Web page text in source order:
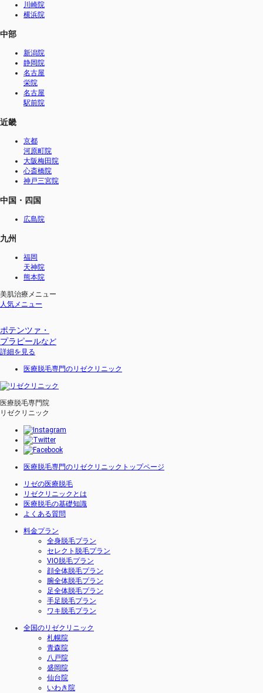
川崎院
横浜院
中部
新潟院
静岡院
名古屋
栄院
名古屋
駅前院
近畿
京都
河原町院
大阪梅田院
心斎橋院
神戸三宮院
中国・四国
広島院
九州
福岡
天神院
熊本院
美肌治療メニュー
人気メニュー
ポテンツァ・
プラピールなど
詳細を見る
医療脱毛専門のリゼクリニック
医療脱毛専門院
リゼクリニック
医療脱毛専門のリゼクリニックトップページ
リゼの医療脱毛
リゼクリニックとは
医療脱毛の基礎知識
よくある質問
料金プラン
全身脱毛プラン
セレクト脱毛プラン
VIO脱毛プラン
顔全体脱毛プラン
腕全体脱毛プラン
足全体脱毛プラン
手足脱毛プラン
ワキ脱毛プラン
全国のリゼクリニック
札幌院
青森院
八戸院
盛岡院
仙台院
いわき院